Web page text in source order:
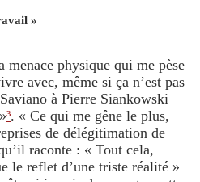
»
menace physique qui me pèse
avec, même si ça n’est pas
à Pierre Siankowski
³. « Ce qui me gêne le plus,
de délégitimation de
raconte : « Tout cela,
le reflet d’une triste réalité »